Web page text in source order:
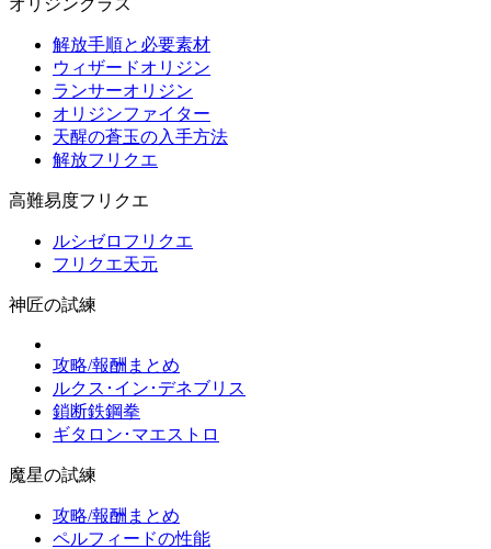
オリジンクラス
解放手順と必要素材
ウィザードオリジン
ランサーオリジン
オリジンファイター
天醒の蒼玉の入手方法
解放フリクエ
高難易度フリクエ
ルシゼロフリクエ
フリクエ天元
神匠の試練
攻略/報酬まとめ
ルクス･イン･デネブリス
鎖断鉄鋼拳
ギタロン･マエストロ
魔星の試練
攻略/報酬まとめ
ペルフィードの性能